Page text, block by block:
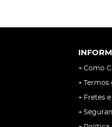
Como
Termos
Fretes